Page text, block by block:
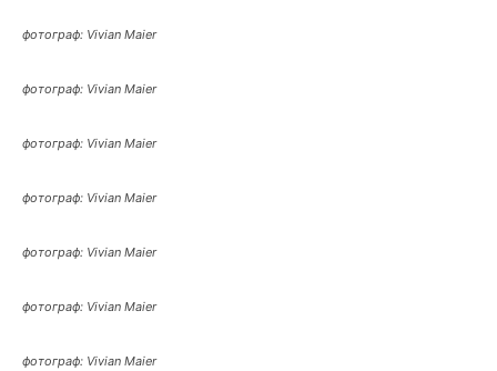
фотограф: Vivian Maier
фотограф: Vivian Maier
фотограф: Vivian Maier
фотограф: Vivian Maier
фотограф: Vivian Maier
фотограф: Vivian Maier
фотограф: Vivian Maier